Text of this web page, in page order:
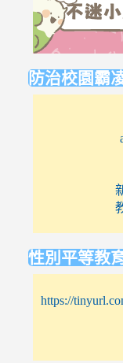
防治校園霸
性別平等教
https://